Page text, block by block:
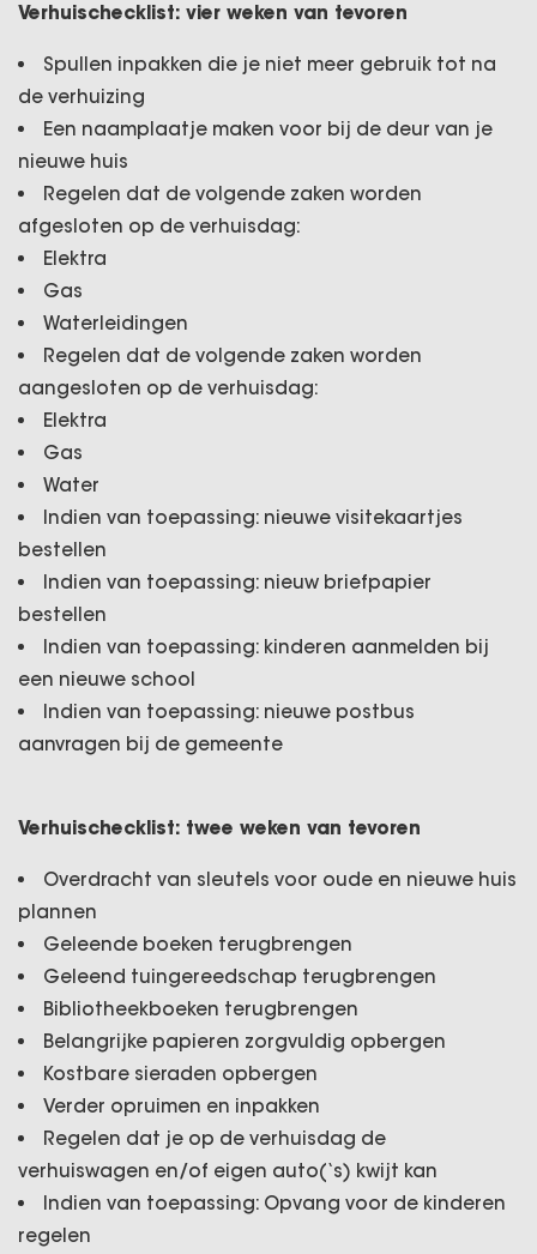
Verhuischecklist: vier weken van tevoren
Spullen inpakken die je niet meer gebruik tot na
de verhuizing
Een naamplaatje maken voor bij de deur van je
nieuwe huis
Regelen dat de volgende zaken worden
afgesloten op de verhuisdag:
Elektra
Gas
Waterleidingen
Regelen dat de volgende zaken worden
aangesloten op de verhuisdag:
Elektra
Gas
Water
Indien van toepassing: nieuwe visitekaartjes
bestellen
Indien van toepassing: nieuw briefpapier
bestellen
Indien van toepassing: kinderen aanmelden bij
een nieuwe school
Indien van toepassing: nieuwe postbus
aanvragen bij de gemeente
Verhuischecklist: twee weken van tevoren
Overdracht van sleutels voor oude en nieuwe huis
plannen
Geleende boeken terugbrengen
Geleend tuingereedschap terugbrengen
Bibliotheekboeken terugbrengen
Belangrijke papieren zorgvuldig opbergen
Kostbare sieraden opbergen
Verder opruimen en inpakken
Regelen dat je op de verhuisdag de
verhuiswagen en/of eigen auto(‘s) kwijt kan
Indien van toepassing: Opvang voor de kinderen
regelen